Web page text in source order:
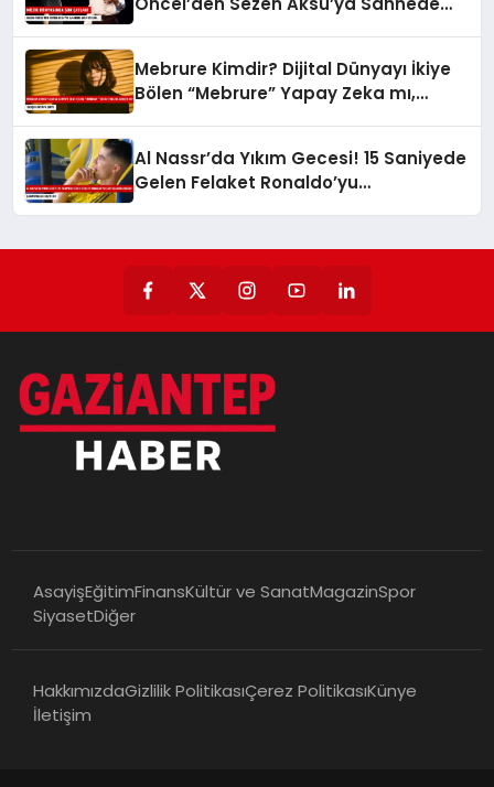
Mebrure Kimdir? Dijital Dünyayı İkiye
Bölen “Mebrure” Yapay Zeka mı,
Al Nassr’da Yıkım Gecesi! 15 Saniyede
Gelen Felaket Ronaldo’yu
AsayişEğitimFinansKültür ve SanatMagazinSpor
SiyasetDiğer
HakkımızdaGizlilik PolitikasıÇerez PolitikasıKünye
İletişim